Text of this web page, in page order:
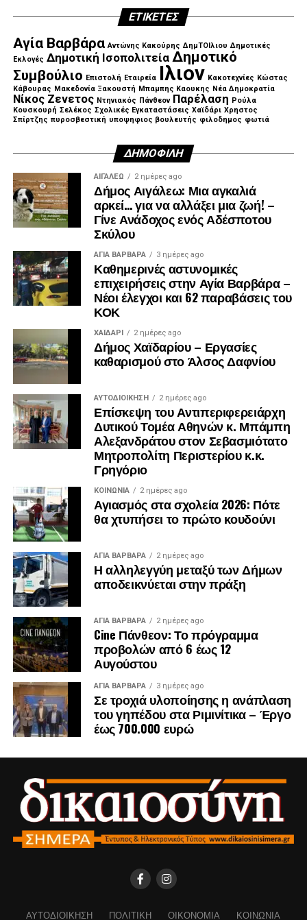
.
.
ΕΤΙΚΈΤΕΣ
Αγία Βαρβάρα Αντώνης Κακούρης ΔημΤΟΙλιου Δημοτικές
Εκλογές Δημοτική Ισοπολιτεία Δημοτικό
Συμβούλιο Επιστολή Εταιρεία Ιλιον Κακοτεχνίες Κώστας
Κάβουρας Μακεδονία Ξακουστή Μπαμπης Καουκης Νέα Δημοκρατία
Νίκος Ζενετος Ντηνιακός Πάνθεον Παρέλαση Ρούλα
Κουσκουρή Σελέκος Σχολικές Εγκαταστάσεις Χαϊδάρι Χρηστος
Σπίρτζης πυροσβεστική υποψηφιος βουλευτής φιλοδημος φωτιά
ΔΗΜΟΦΙΛΉ
ΑΙΓΑΛΕΩ 2 ημέρες ago
Δήμος Αιγάλεω: Μια αγκαλιά
αρκεί… για να αλλάξει μια ζωή! –
Γίνε Ανάδοχος ενός Αδέσποτου
Σκύλου
ΑΓΙΑ ΒΑΡΒΑΡΑ 3 ημέρες ago
Καθημερινές αστυνομικές
επιχειρήσεις στην Αγία Βαρβάρα –
Νέοι έλεγχοι και 62 παραβάσεις του
ΚΟΚ
ΧΑΪΔΑΡΙ 2 ημέρες ago
Δήμος Χαϊδαρίου – Εργασίες
καθαρισμού στο Άλσος Δαφνίου
ΑΥΤΟΔΙΟΊΚΗΣΗ 2 ημέρες ago
Επίσκεψη του Αντιπεριφερειάρχη
Δυτικού Τομέα Αθηνών κ. Μπάμπη
Αλεξανδράτου στον Σεβασμιότατο
Μητροπολίτη Περιστερίου κ.κ.
Γρηγόριο
ΚΟΙΝΩΝΊΑ 2 ημέρες ago
Αγιασμός στα σχολεία 2026: Πότε
θα χτυπήσει το πρώτο κουδούνι
ΑΓΙΑ ΒΑΡΒΑΡΑ 2 ημέρες ago
Η αλληλεγγύη μεταξύ των Δήμων
αποδεικνύεται στην πράξη
ΑΓΙΑ ΒΑΡΒΑΡΑ 2 ημέρες ago
Cine Πάνθεον: Το πρόγραμμα
προβολών από 6 έως 12
Αυγούστου
ΑΓΙΑ ΒΑΡΒΑΡΑ 3 ημέρες ago
Σε τροχιά υλοποίησης η ανάπλαση
του γηπέδου στα Ριμινίτικα – Έργο
έως 700.000 ευρώ
ΑΥΤΟΔΙΟΊΚΗΣΗ ΠΟΛΙΤΙΚΉ ΟΙΚΟΝΟΜΊΑ ΚΟΙΝΩΝΊΑ